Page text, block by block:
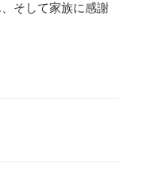
そして家族に感謝